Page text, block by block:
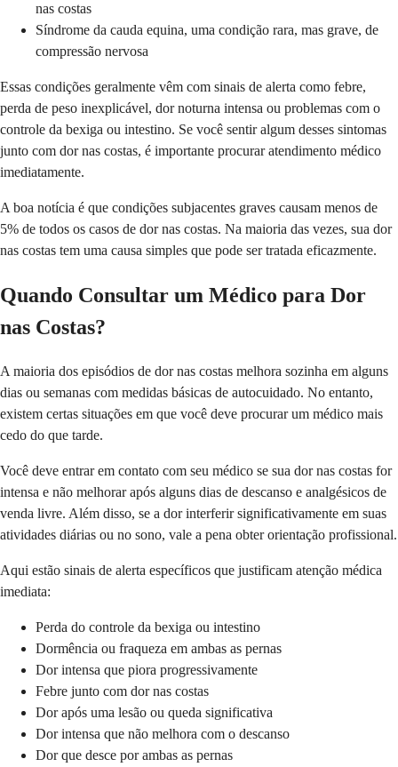
nas costas
Síndrome da cauda equina, uma condição rara, mas grave, de
compressão nervosa
Essas condições geralmente vêm com sinais de alerta como febre,
perda de peso inexplicável, dor noturna intensa ou problemas com o
controle da bexiga ou intestino. Se você sentir algum desses sintomas
junto com dor nas costas, é importante procurar atendimento médico
imediatamente.
A boa notícia é que condições subjacentes graves causam menos de
5% de todos os casos de dor nas costas. Na maioria das vezes, sua dor
nas costas tem uma causa simples que pode ser tratada eficazmente.
Quando Consultar um Médico para Dor
nas Costas?
A maioria dos episódios de dor nas costas melhora sozinha em alguns
dias ou semanas com medidas básicas de autocuidado. No entanto,
existem certas situações em que você deve procurar um médico mais
cedo do que tarde.
Você deve entrar em contato com seu médico se sua dor nas costas for
intensa e não melhorar após alguns dias de descanso e analgésicos de
venda livre. Além disso, se a dor interferir significativamente em suas
atividades diárias ou no sono, vale a pena obter orientação profissional.
Aqui estão sinais de alerta específicos que justificam atenção médica
imediata:
Perda do controle da bexiga ou intestino
Dormência ou fraqueza em ambas as pernas
Dor intensa que piora progressivamente
Febre junto com dor nas costas
Dor após uma lesão ou queda significativa
Dor intensa que não melhora com o descanso
Dor que desce por ambas as pernas